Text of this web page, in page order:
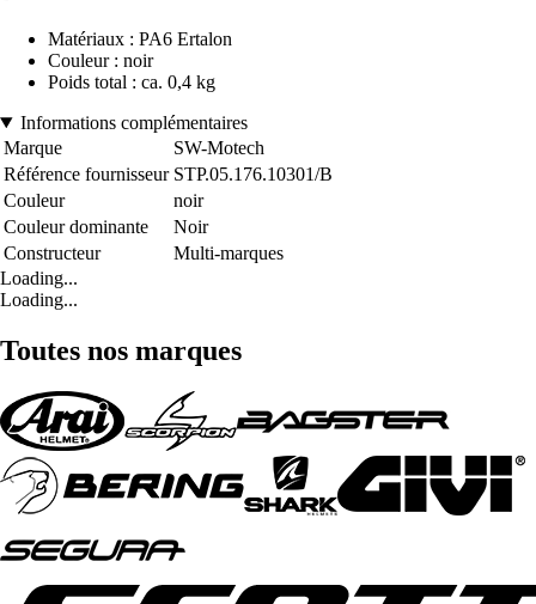
Matériaux : PA6 Ertalon
Couleur : noir
Poids total : ca. 0,4 kg
Informations complémentaires
Marque
SW-Motech
Référence fournisseur STP.05.176.10301/B
Couleur
noir
Couleur dominante
Noir
Constructeur
Multi-marques
Loading...
Loading...
Toutes nos marques